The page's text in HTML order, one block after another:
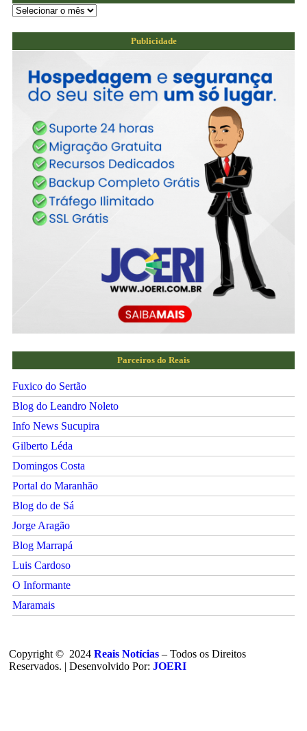
Publicidade
Parceiros do Reais
Fuxico do Sertão
Blog do Leandro Noleto
Info News Sucupira
Gilberto Léda
Domingos Costa
Portal do Maranhão
Blog do de Sá
Jorge Aragão
Blog Marrapá
Luis Cardoso
O Informante
Maramais
Copyright © 2024 Reais Notícias – Todos os Direitos
Reservados. | Desenvolvido Por: JOERI